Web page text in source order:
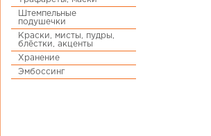
Штемпельные
подушечки
Краски, мисты, пудры,
блёстки, акценты
Хранение
Эмбоссинг